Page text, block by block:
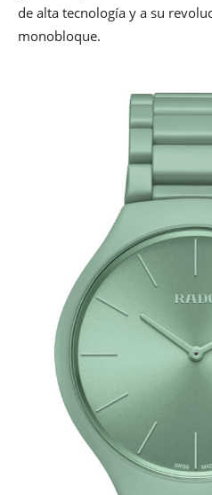
de alta tecnología y a su
monobloque.